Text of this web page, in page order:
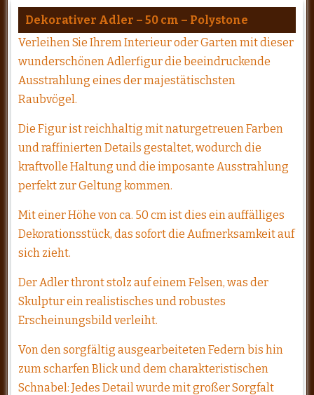
Dekorativer Adler – 50 cm – Polystone
Verleihen Sie Ihrem Interieur oder Garten mit dieser
wunderschönen Adlerfigur die beeindruckende
Ausstrahlung eines der majestätischsten
Raubvögel.
Die Figur ist reichhaltig mit naturgetreuen Farben
und raffinierten Details gestaltet, wodurch die
kraftvolle Haltung und die imposante Ausstrahlung
perfekt zur Geltung kommen.
Mit einer Höhe von ca. 50 cm ist dies ein auffälliges
Dekorationsstück, das sofort die Aufmerksamkeit auf
sich zieht.
Der Adler thront stolz auf einem Felsen, was der
Skulptur ein realistisches und robustes
Erscheinungsbild verleiht.
Von den sorgfältig ausgearbeiteten Federn bis hin
zum scharfen Blick und dem charakteristischen
Schnabel: Jedes Detail wurde mit großer Sorgfalt